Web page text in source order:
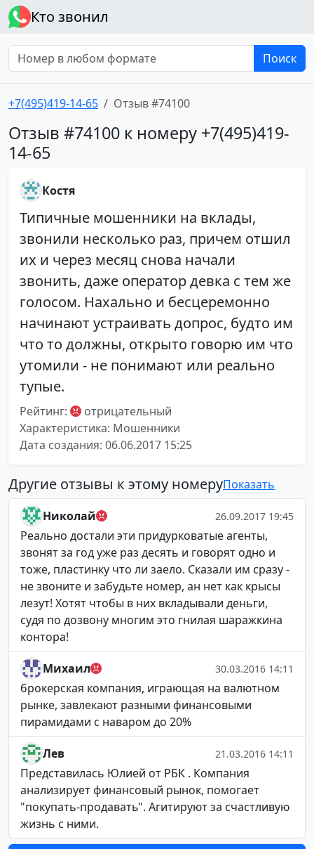
Кто звонил
Поиск
+7(495)419-14-65 Отзыв #74100
Отзыв #74100 к номеру +7(495)419-
14-65
Костя
Типичные мошенники на вклады,
звонили несколько раз, причем отшил
их и через месяц снова начали
звонить, даже оператор девка с тем же
голосом. Нахально и бесцеремонно
начинают устраивать допрос, будто им
что то должны, открыто говорю им что
утомили - не понимают или реально
тупые.
Рейтинг:
отрицательный
Характеристика: Мошенники
Дата создания: 06.06.2017 15:25
Другие отзывы к этому номеруПоказать
Николай 26.09.2017 19:45
Реально достали эти придурковатые агенты,
звонят за год уже раз десять и говорят одно и
тоже, пластинку что ли заело. Сказали им сразу -
не звоните и забудьте номер, ан нет как крысы
лезут! Хотят чтобы в них вкладывали деньги,
судя по дозвону многим это гнилая шаражкина
контора!
Михаил 30.03.2016 14:11
брокерская компания, играющая на валютном
рынке, завлекают разными финансовыми
пирамидами с наваром до 20%
Лев 21.03.2016 14:11
Представилась Юлией от РБК . Компания
анализирует финансовый рынок, помогает
"покупать-продавать". Агитируют за счастливую
жизнь с ними.